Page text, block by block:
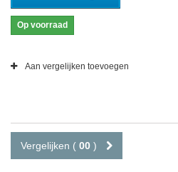
Op voorraad
Aan vergelijken toevoegen
Vergelijken ( 00 )